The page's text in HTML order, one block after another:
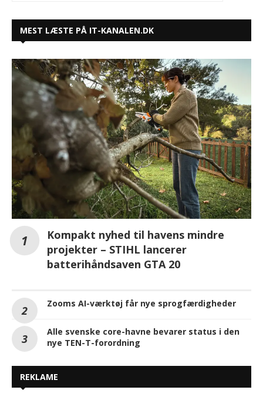
MEST LÆSTE PÅ IT-KANALEN.DK
Kompakt nyhed til havens mindre
projekter – STIHL lancerer
batterihåndsaven GTA 20
Zooms AI-værktøj får nye sprogfærdigheder
Alle svenske core-havne bevarer status i den
nye TEN-T-forordning
REKLAME